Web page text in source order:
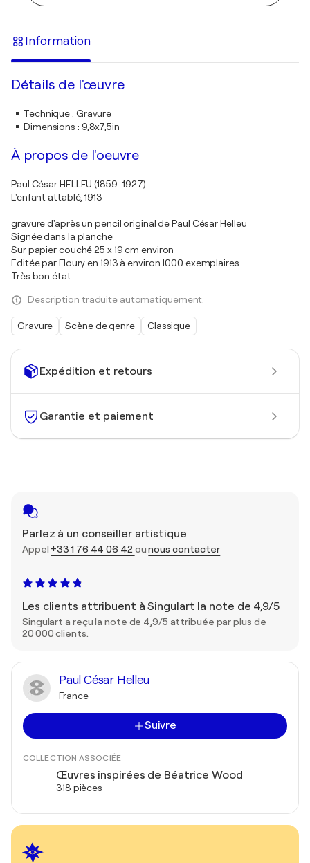
Expédition et retours
Garantie et paiement
Parlez à un conseiller artistique
Appel +33 1 76 44 06 42ounous contacter
Les clients attribuent à Singulart la note de 4,9/5
Singulart a reçu la note de 4,9/5 attribuée par plus de
20 000 clients.
Paul César Helleu
France
Suivre
COLLECTION ASSOCIÉE
Œuvres inspirées de Béatrice Wood
318 pièces
Information
Détails de l'œuvre
Technique: Gravure
Dimensions : 9,8x7,5in
À propos de l'oeuvre
Paul César HELLEU (1859 -1927)
L'enfant attablé, 1913
gravure d'après un pencil original de Paul César Helleu
Signée dans la planche
Sur papier couché 25 x 19 cm environ
Editée par Floury en 1913 à environ 1000 exemplaires
Très bon état
Description traduite automatiquement.
Gravure Scène de genre Classique